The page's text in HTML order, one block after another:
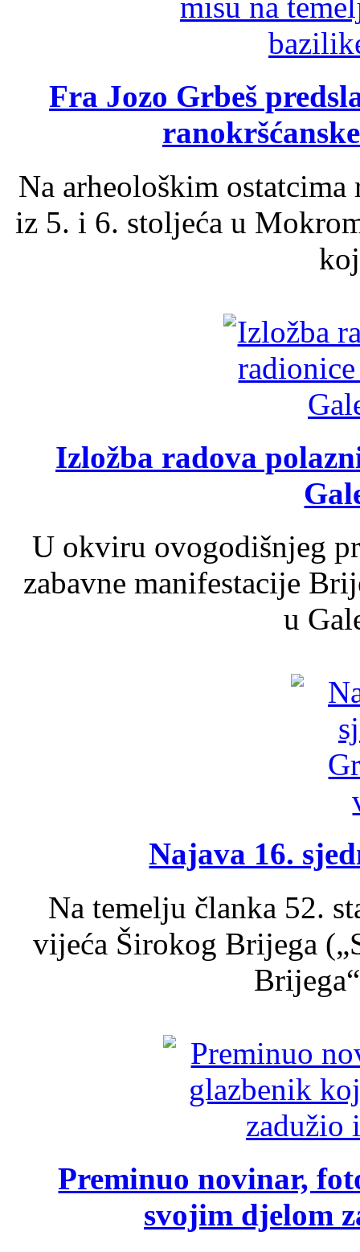
Fra Jozo Grbeš
Na arheološkim
iz 5. i 6. stoljeća u
Izložba radova
U okviru ovogodišnjeg
zabavne manifestacije
u
Najava 16.
Na temelju članka 52.
vijeća Širokog Brijega
Preminuo novinar,
svojim djelom